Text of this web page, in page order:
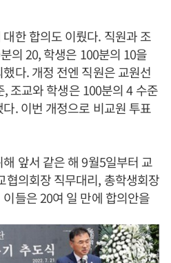
한 합의도 이뤘다. 직원과 조
의 20, 학생은 100분의 10을
다. 개정 전엔 직원은 교원선
조교와 학생은 100분의 4 수준
. 이번 개정으로 비교원 투표
앞서 같은 해 9월5일부터 교
협의회장 직무대리, 총학생회장
들은 20여 일 만에 합의안을